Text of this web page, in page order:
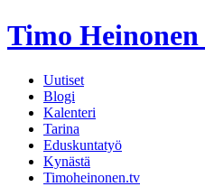
Timo Heinonen
Uutiset
Blogi
Kalenteri
Tarina
Eduskuntatyö
Kynästä
Timoheinonen.tv